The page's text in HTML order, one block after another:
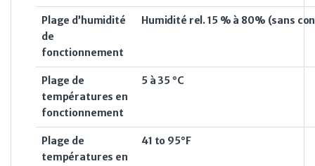
Plage d’humidité
de
fonctionnement
Humidité rel. 15 % à 80% (sans
Plage de
températures en
fonctionnement
5 à 35 °C
Plage de
températures en
41 to 95°F